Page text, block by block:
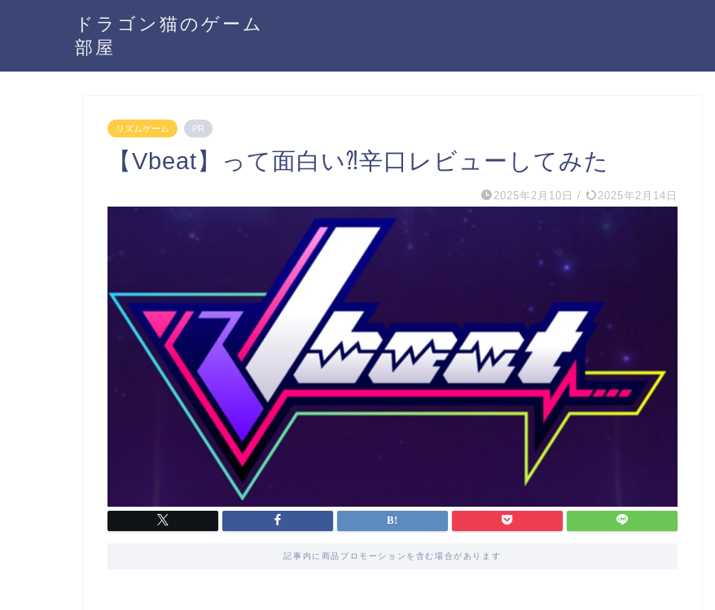
ドラゴン猫のゲーム
部屋
リズムゲーム PR
【Vbeat】って面白い⁈辛口レビューしてみた
2025年2月10日 / 2025年2月14日
記事内に商品プロモーションを含む場合があります